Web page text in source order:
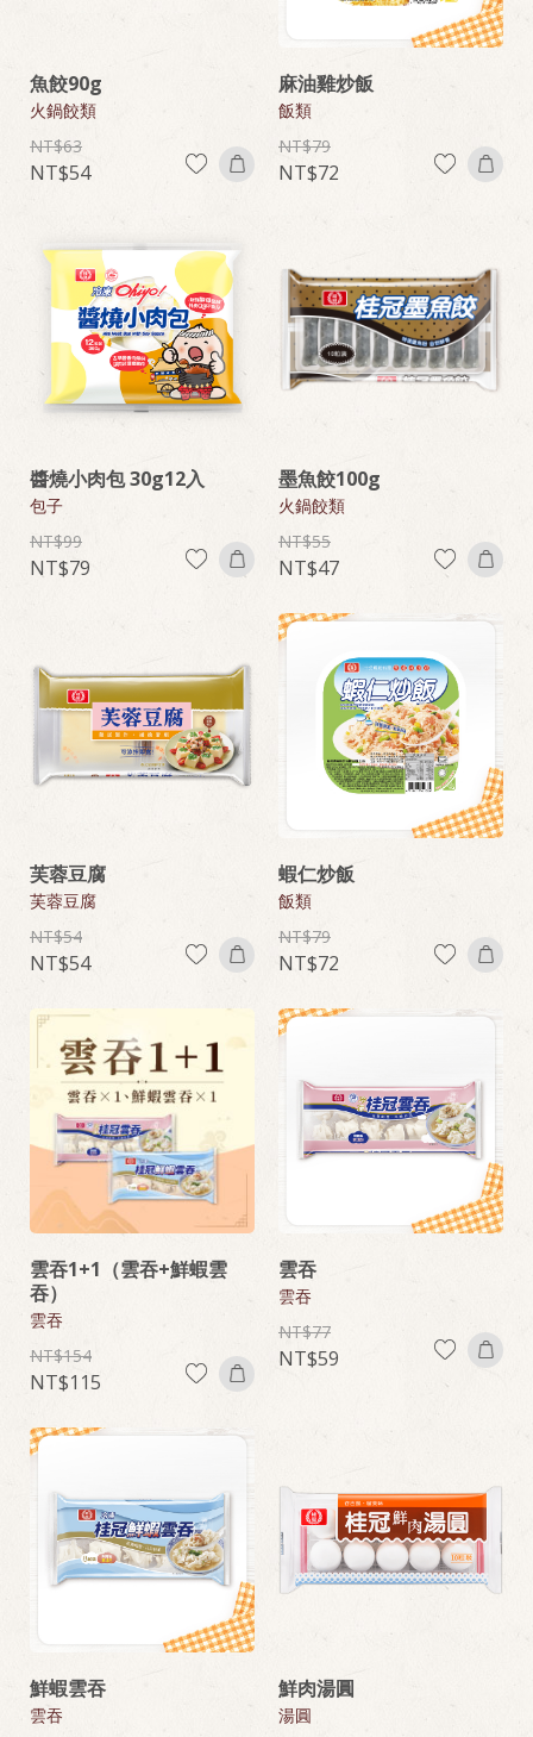
魚餃90g
火鍋餃類
63
54
麻油雞炒飯
飯類
79
72
醬燒小肉包 30g12入
包子
99
79
墨魚餃100g
火鍋餃類
55
47
芙蓉豆腐
芙蓉豆腐
54
54
蝦仁炒飯
飯類
79
72
雲吞1+1（雲吞+鮮蝦雲
吞）
雲吞
154
115
雲吞
雲吞
77
59
鮮蝦雲吞
雲吞
鮮肉湯圓
湯圓